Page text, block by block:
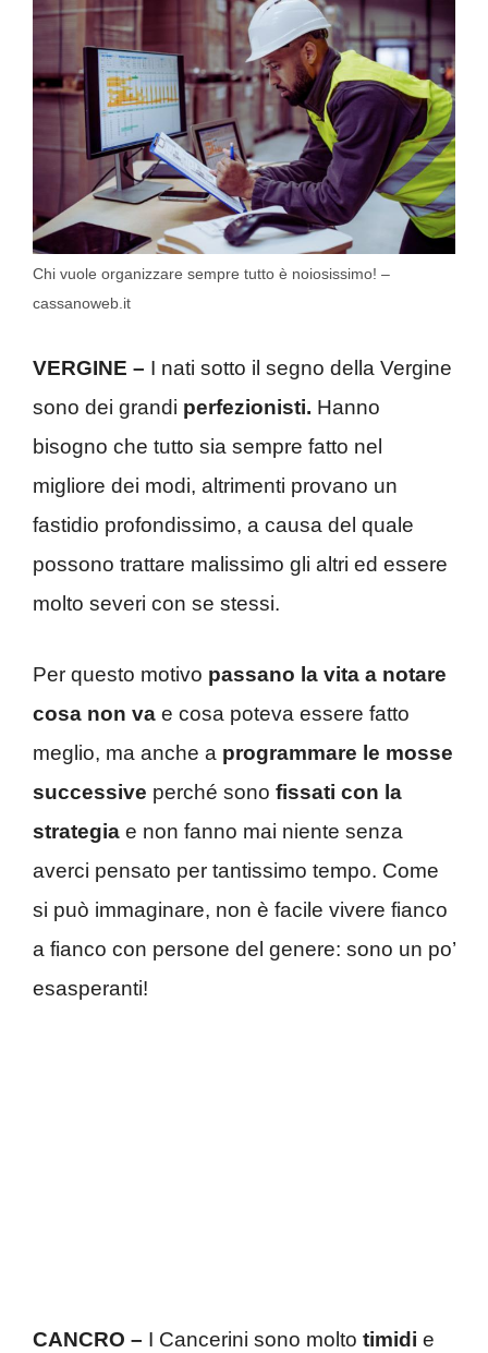
Chi vuole organizzare sempre tutto è noiosissimo! –
cassanoweb.it
VERGINE – I nati sotto il segno della Vergine
sono dei grandi perfezionisti. Hanno
bisogno che tutto sia sempre fatto nel
migliore dei modi, altrimenti provano un
fastidio profondissimo, a causa del quale
possono trattare malissimo gli altri ed essere
molto severi con se stessi.
Per questo motivo passano la vita a notare
cosa non va e cosa poteva essere fatto
meglio, ma anche a programmare le mosse
successive perché sono fissati con la
strategia e non fanno mai niente senza
averci pensato per tantissimo tempo. Come
si può immaginare, non è facile vivere fianco
a fianco con persone del genere: sono un po’
esasperanti!
CANCRO – I Cancerini sono molto timidi e